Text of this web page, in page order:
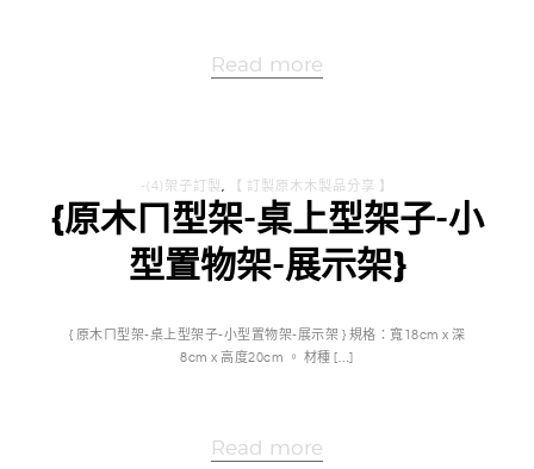
Read more
-(4)架子訂製, 【 訂製原木木製品分享 】
{原木ㄇ型架-桌上型架子-小
型置物架-展示架}
{ 原木ㄇ型架-桌上型架子-小型置物架-展示架 } 規格：寬18cm x 深
8cm x 高度20cm 。 材種 […]
Read more